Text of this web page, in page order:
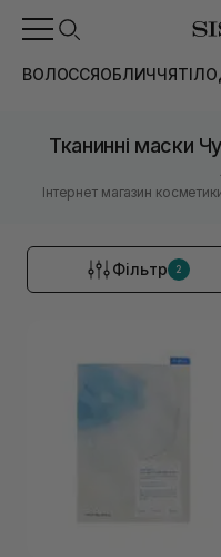
ВОЛОССЯОБЛИЧЧЯТІЛО
Тканинні маски
Інтернет магазин
Фільтр 2